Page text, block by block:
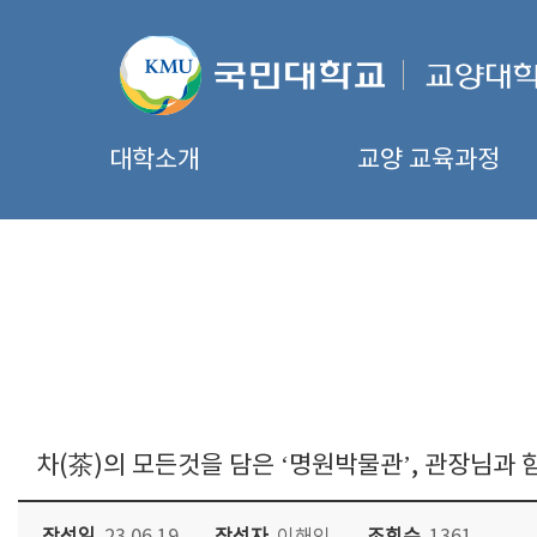
대학소개 교양 교육과정
차(茶)의 모든것을 담은 ‘명원박물관’, 관장님과